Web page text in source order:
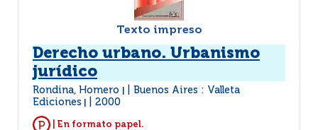
Texto impreso
Derecho urbano. Urbanismo
jurídico
Rondina, Homero
Buenos Aires : Valleta
Ediciones
2000
| En formato papel.